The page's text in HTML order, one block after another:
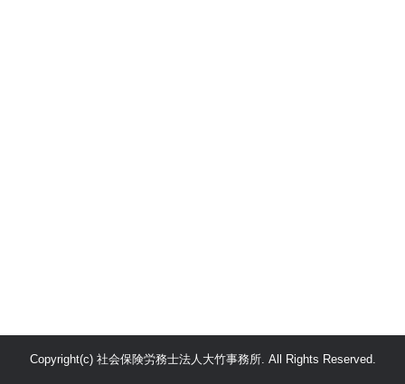
Copyright(c) 社会保険労務士法人大竹事務所. All Rights Reserved.